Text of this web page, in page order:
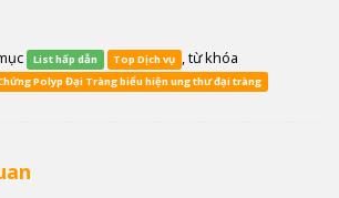
List hấp dẫn Top Dịch vụ , từ khóa
Polyp Đại Tràng biểu hiện ung thư đại tràng